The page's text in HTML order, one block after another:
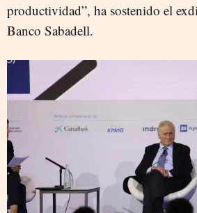
productividad”, ha sostenido el
Banco Sabadell.